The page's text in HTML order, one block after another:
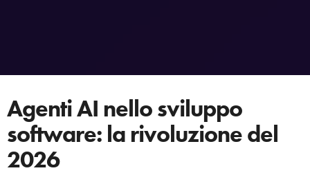
Agenti AI nello sviluppo
software: la rivoluzione del
2026